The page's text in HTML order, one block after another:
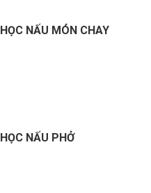
HỌC NẤU MÓN CHAY
HỌC NẤU PHỞ